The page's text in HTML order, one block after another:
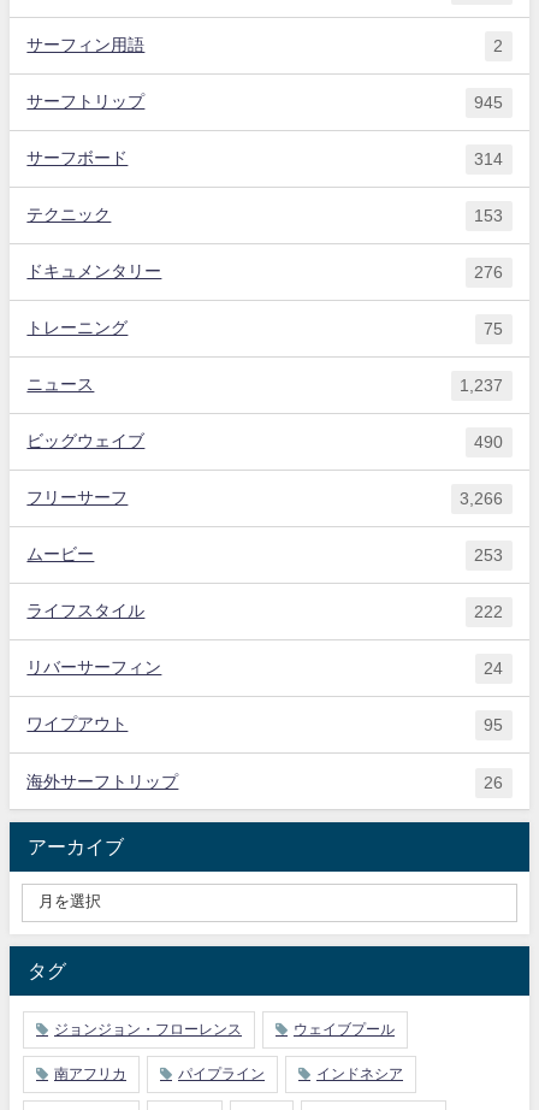
サーフィン用語 2
サーフトリップ 945
サーフボード 314
テクニック 153
ドキュメンタリー 276
トレーニング 75
ニュース 1,237
ビッグウェイブ 490
フリーサーフ 3,266
ムービー 253
ライフスタイル 222
リバーサーフィン 24
ワイプアウト 95
海外サーフトリップ 26
アーカイブ
タグ
ジョンジョン・フローレンス ウェイブプール
南アフリカ パイプライン インドネシア